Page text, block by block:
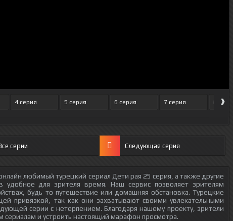
4 серия 5 серия 6 серия 7 серия 8 серия
›
серии Следующая серия
любимый турецкий сериал Дети рая 25 серия, а также другие
удобное для зрителя время. Наш сервис позволяет зрителям
будь то путешествие или домашняя обстановка. Турецкие
привязкой, так как они захватывают своими увлекательными
серии с нетерпением. Благодаря нашему проекту, зрители
и устроить настоящий марафон просмотра.